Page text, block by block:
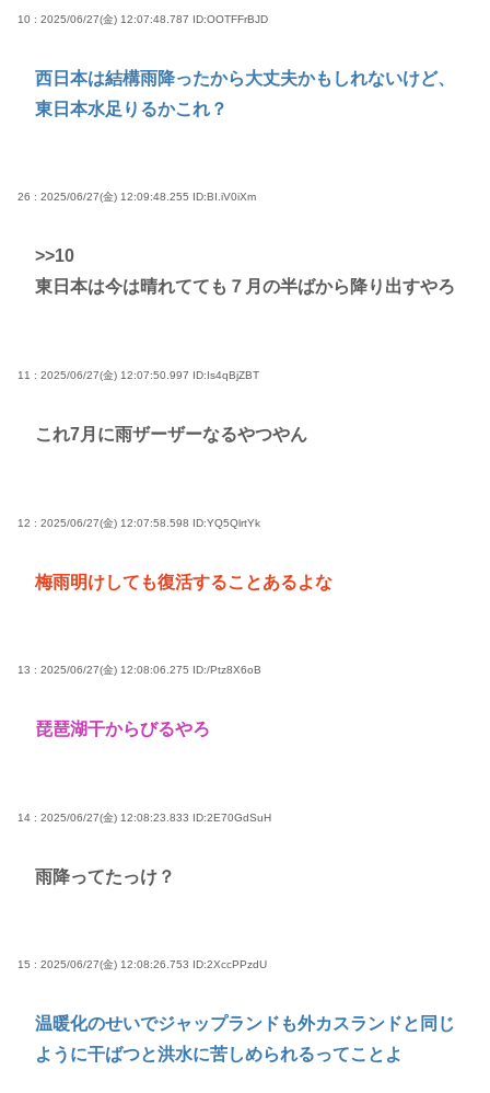
10 : 2025/06/27(金) 12:07:48.787 ID:OOTFFrBJD
西日本は結構雨降ったから大丈夫かもしれないけど、
東日本水足りるかこれ？
26 : 2025/06/27(金) 12:09:48.255 ID:BI.iV0iXm
>>10
東日本は今は晴れてても７月の半ばから降り出すやろ
11 : 2025/06/27(金) 12:07:50.997 ID:Is4qBjZBT
これ7月に雨ザーザーなるやつやん
12 : 2025/06/27(金) 12:07:58.598 ID:YQ5QlrtYk
梅雨明けしても復活することあるよな
13 : 2025/06/27(金) 12:08:06.275 ID:/Ptz8X6oB
琵琶湖干からびるやろ
14 : 2025/06/27(金) 12:08:23.833 ID:2E70GdSuH
雨降ってたっけ？
15 : 2025/06/27(金) 12:08:26.753 ID:2XccPPzdU
温暖化のせいでジャップランドも外カスランドと同じ
ように干ばつと洪水に苦しめられるってことよ